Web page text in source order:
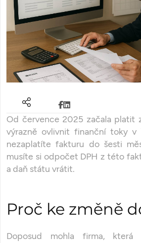
Od července 2025 začala platit
výrazně ovlivnit finanční toky v
nezaplatíte fakturu do šesti
musíte si odpočet DPH z této
a daň státu vrátit.
Proč ke změně
Doposud mohla firma, která